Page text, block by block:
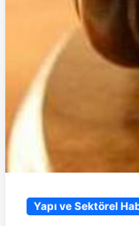
Yapı ve Sektörel